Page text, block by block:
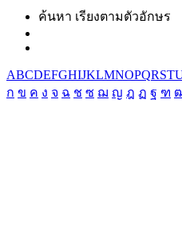
ค้นหา เรียงตามตัวอักษร
ABCDEFGHIJKLMNOPQRST
ก ข ค ง จ ฉ ช ซ ฌ ญ ฎ ฏ ฐ ฑ